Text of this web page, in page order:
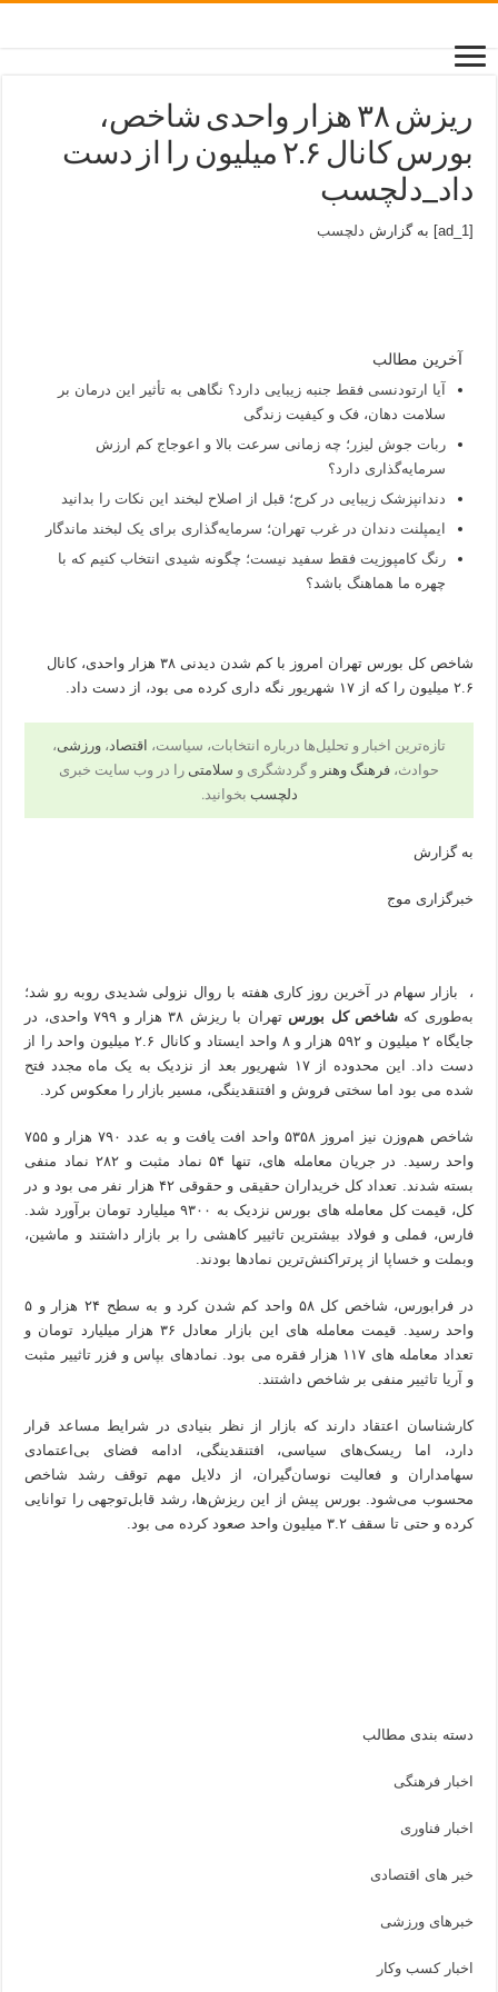
ریزش ۳۸ هزار واحدی شاخص،
بورس کانال ۲.۶ میلیون را از دست
داد_دلچسب
[ad_1] به گزارش دلچسب
آخرین مطالب
آیا ارتودنسی فقط جنبه زیبایی دارد؟ نگاهی به تأثیر این درمان بر
سلامت دهان، فک و کیفیت زندگی
ربات جوش لیزر؛ چه زمانی سرعت بالا و اعوجاج کم ارزش
سرمایه‌گذاری دارد؟
دندانپزشک زیبایی در کرج؛ قبل از اصلاح لبخند این نکات را بدانید
ایمپلنت دندان در غرب تهران؛ سرمایه‌گذاری برای یک لبخند ماندگار
رنگ کامپوزیت فقط سفید نیست؛ چگونه شیدی انتخاب کنیم که با
چهره ما هماهنگ باشد؟
شاخص کل بورس تهران امروز با کم شدن دیدنی ۳۸ هزار واحدی، کانال
۲.۶ میلیون را که از ۱۷ شهریور نگه داری کرده می بود، از دست داد.
تازه‌ترین اخبار و تحلیل‌ها درباره انتخابات، سیاست، اقتصاد، ورزشی،
حوادث، فرهنگ وهنر و گردشگری و سلامتی را در وب سایت خبری
دلچسب بخوانید.
به گزارش
خبرگزاری موج
، بازار سهام در آخرین روز کاری هفته با روال نزولی شدیدی روبه رو شد؛
به‌طوری کهشاخص کل بورس
تهران با ریزش ۳۸ هزار و ۷۹۹ واحدی، در
جایگاه ۲ میلیون و ۵۹۲ هزار و ۸ واحد ایستاد و کانال ۲.۶ میلیون واحد را از
دست داد. این محدوده از ۱۷ شهریور بعد از نزدیک به یک ماه مجدد فتح
شده می بود اما سختی فروش و افتنقدینگی، مسیر بازار را معکوس کرد.
شاخص هم‌وزن نیز امروز ۵۳۵۸ واحد افت یافت و به عدد ۷۹۰ هزار و ۷۵۵
واحد رسید. در جریان معامله های، تنها ۵۴ نماد مثبت و ۲۸۲ نماد منفی
بسته شدند. تعداد کل خریداران حقیقی و حقوقی ۴۲ هزار نفر می بود و در
کل، قیمت کل معامله های بورس نزدیک به ۹۳۰۰ میلیارد تومان برآورد شد.
فارس، فملی و فولاد بیشترین تاثییر کاهشی را بر بازار داشتند و ماشین،
وبملت و خساپا از پرتراکنش‌ترین نمادها بودند.
در فرابورس، شاخص کل ۵۸ واحد کم شدن کرد و به سطح ۲۴ هزار و ۵
واحد رسید. قیمت معامله های این بازار معادل ۳۶ هزار میلیارد تومان و
تعداد معامله های ۱۱۷ هزار فقره می بود. نمادهای بپاس و فزر تاثییر مثبت
و آریا تاثییر منفی بر شاخص داشتند.
کارشناسان اعتقاد دارند که بازار از نظر بنیادی در شرایط مساعد قرار
دارد، اما ریسک‌های سیاسی، افتنقدینگی، ادامه فضای بی‌اعتمادی
سهامداران و فعالیت نوسان‌گیران، از دلایل مهم توقف رشد شاخص
محسوب می‌شود. بورس پیش از این ریزش‌ها، رشد قابل‌توجهی را توانایی
کرده و حتی تا سقف ۳.۲ میلیون واحد صعود کرده می بود.
دسته بندی مطالب
اخبار فرهنگی
اخبار فناوری
خبر های اقتصادی
خبرهای ورزشی
اخبار کسب وکار